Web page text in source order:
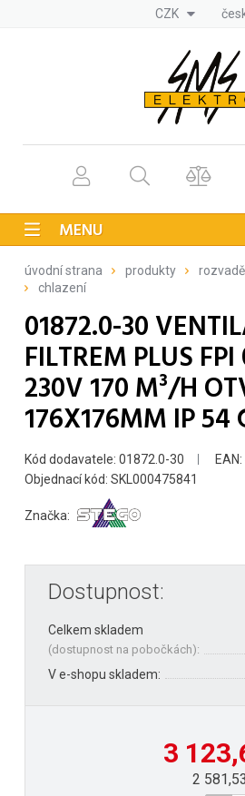
CZK
MENU
úvodní strana produkty
chlazení
01872.0-30
FILTREM PLUS
230V 170 M³/H
176X176MM IP 54
Kód dodavatele: 01872.0-30
Objednací kód: SKL000475841
Značka:
Dostupnost:
Celkem skladem
(dostupnost na pobočkách):
V e-shopu skladem:
3
2